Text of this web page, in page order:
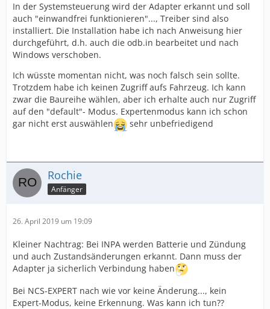
In der Systemsteuerung wird der Adapter erkannt und soll
auch "einwandfrei funktionieren"..., Treiber sind also
installiert. Die Installation habe ich nach Anweisung hier
durchgeführt, d.h. auch die odb.in bearbeitet und nach
Windows verschoben.
Ich wüsste momentan nicht, was noch falsch sein sollte.
Trotzdem habe ich keinen Zugriff aufs Fahrzeug. Ich kann
zwar die Baureihe wählen, aber ich erhalte auch nur Zugriff
auf den "default"- Modus. Expertenmodus kann ich schon
gar nicht erst auswählen
sehr unbefriedigend
Rochie
Anfänger
26. April 2019 um 19:09
Kleiner Nachtrag: Bei INPA werden Batterie und Zündung
und auch Zustandsänderungen erkannt. Dann muss der
Adapter ja sicherlich Verbindung haben
Bei NCS-EXPERT nach wie vor keine Änderung..., kein
Expert-Modus, keine Erkennung. Was kann ich tun??